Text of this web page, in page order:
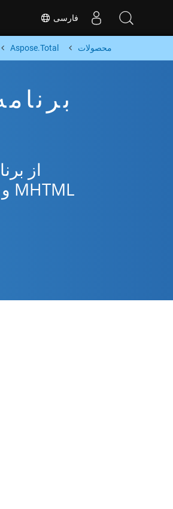
فارسی
محصولات Aspose.Total
MHTML و همچنین چندین قالب محبوب از Microsoft